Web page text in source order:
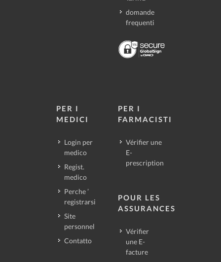
domande
frequenti
PER I
MEDICI
Login per
medico
Regist.
medico
Perche ’
registrarsi
Site
personnel
Contatto
PER I
FARMACISTI
Vérifier une
E-
prescription
POUR LES
ASSURANCES
Vérifier
une E-
facture